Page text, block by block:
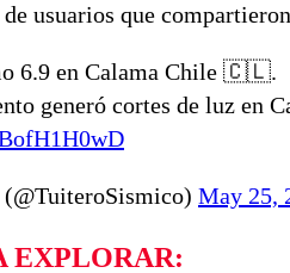
usuarios que
6.9 en Calama Chile 🇨🇱.
generó cortes de luz en
May 25,
EXPLORAR: